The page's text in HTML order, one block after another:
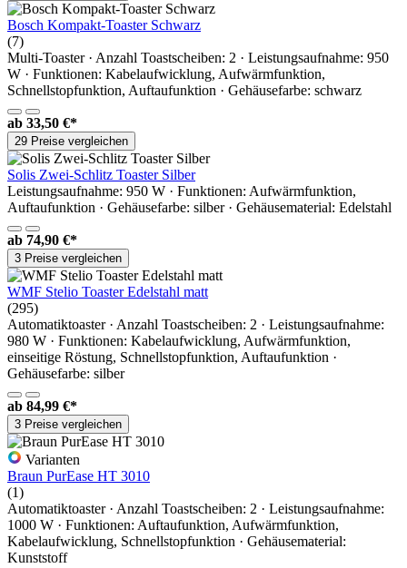
Bosch Kompakt-Toaster Schwarz
(7)
Multi-Toaster · Anzahl Toastscheiben: 2 · Leistungsaufnahme: 950
W · Funktionen: Kabelaufwicklung, Aufwärmfunktion,
Schnellstopfunktion, Auftaufunktion · Gehäusefarbe: schwarz
ab 33,50 €*
29 Preise vergleichen
Solis Zwei-Schlitz Toaster Silber
Leistungsaufnahme: 950 W · Funktionen: Aufwärmfunktion,
Auftaufunktion · Gehäusefarbe: silber · Gehäusematerial: Edelstahl
ab 74,90 €*
3 Preise vergleichen
WMF Stelio Toaster Edelstahl matt
(295)
Automatiktoaster · Anzahl Toastscheiben: 2 · Leistungsaufnahme:
980 W · Funktionen: Kabelaufwicklung, Aufwärmfunktion,
einseitige Röstung, Schnellstopfunktion, Auftaufunktion ·
Gehäusefarbe: silber
ab 84,99 €*
3 Preise vergleichen
Varianten
Braun PurEase HT 3010
(1)
Automatiktoaster · Anzahl Toastscheiben: 2 · Leistungsaufnahme:
1000 W · Funktionen: Auftaufunktion, Aufwärmfunktion,
Kabelaufwicklung, Schnellstopfunktion · Gehäusematerial:
Kunststoff